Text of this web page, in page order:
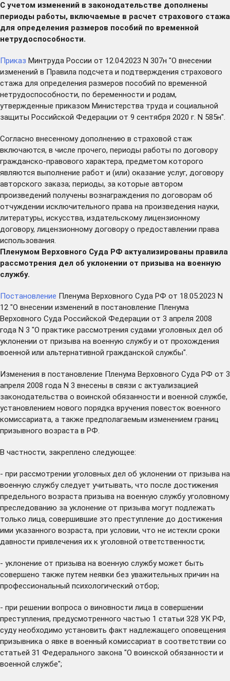
С учетом изменений в законодательстве дополнены
периоды работы, включаемые в расчет страхового стажа
для определения размеров пособий по временной
нетрудоспособности.
Приказ Минтруда России от 12.04.2023 N 307н "О внесении
изменений в Правила подсчета и подтверждения страхового
стажа для определения размеров пособий по временной
нетрудоспособности, по беременности и родам,
утвержденные приказом Министерства труда и социальной
защиты Российской Федерации от 9 сентября 2020 г. N 585н".
Согласно внесенному дополнению в страховой стаж
включаются, в числе прочего, периоды работы по договору
гражданско-правового характера, предметом которого
являются выполнение работ и (или) оказание услуг, договору
авторского заказа; периоды, за которые автором
произведений получены вознаграждения по договорам об
отчуждении исключительного права на произведения науки,
литературы, искусства, издательскому лицензионному
договору, лицензионному договору о предоставлении права
использования.
Пленумом Верховного Суда РФ актуализированы правила
рассмотрения дел об уклонении от призыва на военную
службу.
Постановление Пленума Верховного Суда РФ от 18.05.2023 N
12 "О внесении изменений в постановление Пленума
Верховного Суда Российской Федерации от 3 апреля 2008
года N 3 "О практике рассмотрения судами уголовных дел об
уклонении от призыва на военную службу и от прохождения
военной или альтернативной гражданской службы".
Изменения в постановление Пленума Верховного Суда РФ от 3
апреля 2008 года N 3 внесены в связи с актуализацией
законодательства о воинской обязанности и военной службе,
установлением нового порядка вручения повесток военного
комиссариата, а также предполагаемым изменением границ
призывного возраста в РФ.
В частности, закреплено следующее:
- при рассмотрении уголовных дел об уклонении от призыва на
военную службу следует учитывать, что после достижения
предельного возраста призыва на военную службу уголовному
преследованию за уклонение от призыва могут подлежать
только лица, совершившие это преступление до достижения
ими указанного возраста, при условии, что не истекли сроки
давности привлечения их к уголовной ответственности;
- уклонение от призыва на военную службу может быть
совершено также путем неявки без уважительных причин на
профессиональный психологический отбор;
- при решении вопроса о виновности лица в совершении
преступления, предусмотренного частью 1 статьи 328 УК РФ,
суду необходимо установить факт надлежащего оповещения
призывника о явке в военный комиссариат в соответствии со
статьей 31 Федерального закона "О воинской обязанности и
военной службе";